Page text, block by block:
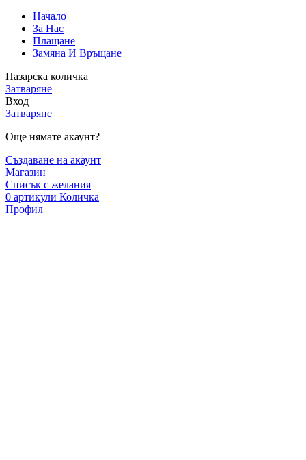
Начало
За Нас
Плащане
Замяна И Връщане
Пазарска количка
Затваряне
Вход
Затваряне
Още нямате акаунт?
Създаване на акаунт
Магазин
Списък с желания
0 артикули Количка
Профил